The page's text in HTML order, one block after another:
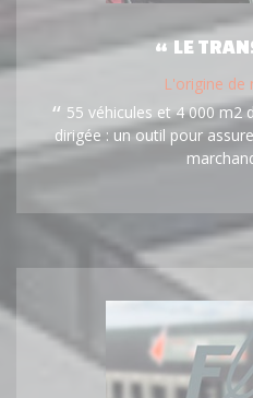
LE
L'origine de
55 véhicules et 4 000 m2
dirigée : un outil pour